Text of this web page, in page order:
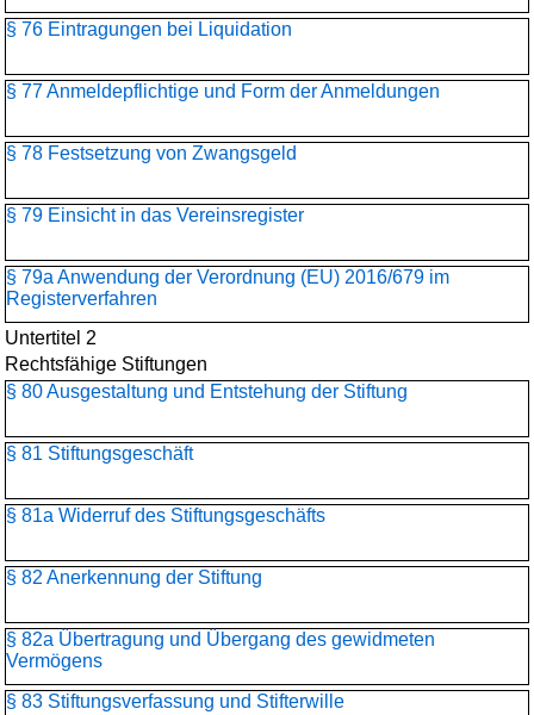
§ 76 Eintragungen bei Liquidation
§ 77 Anmeldepflichtige und Form der Anmeldungen
§ 78 Festsetzung von Zwangsgeld
§ 79 Einsicht in das Vereinsregister
§ 79a Anwendung der Verordnung (EU) 2016/679 im
Registerverfahren
Untertitel 2
Rechtsfähige Stiftungen
§ 80 Ausgestaltung und Entstehung der Stiftung
§ 81 Stiftungsgeschäft
§ 81a Widerruf des Stiftungsgeschäfts
§ 82 Anerkennung der Stiftung
§ 82a Übertragung und Übergang des gewidmeten
Vermögens
§ 83 Stiftungsverfassung und Stifterwille